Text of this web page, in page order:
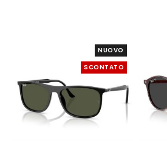
NUOVO
SCONTATO